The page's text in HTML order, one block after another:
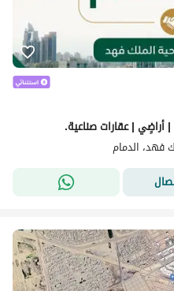
| عقارات صناعية.
الدمام